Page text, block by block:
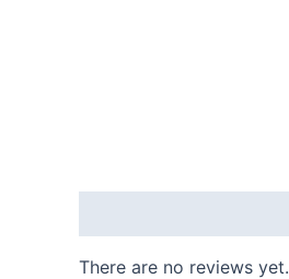
There are no reviews yet.